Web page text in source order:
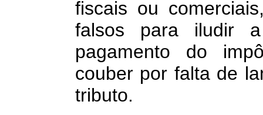
fiscais ou
falsos para iludir
pagamento do
couber por falta de
tributo.